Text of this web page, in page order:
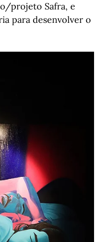
projeto Safra, e
para desenvolver o